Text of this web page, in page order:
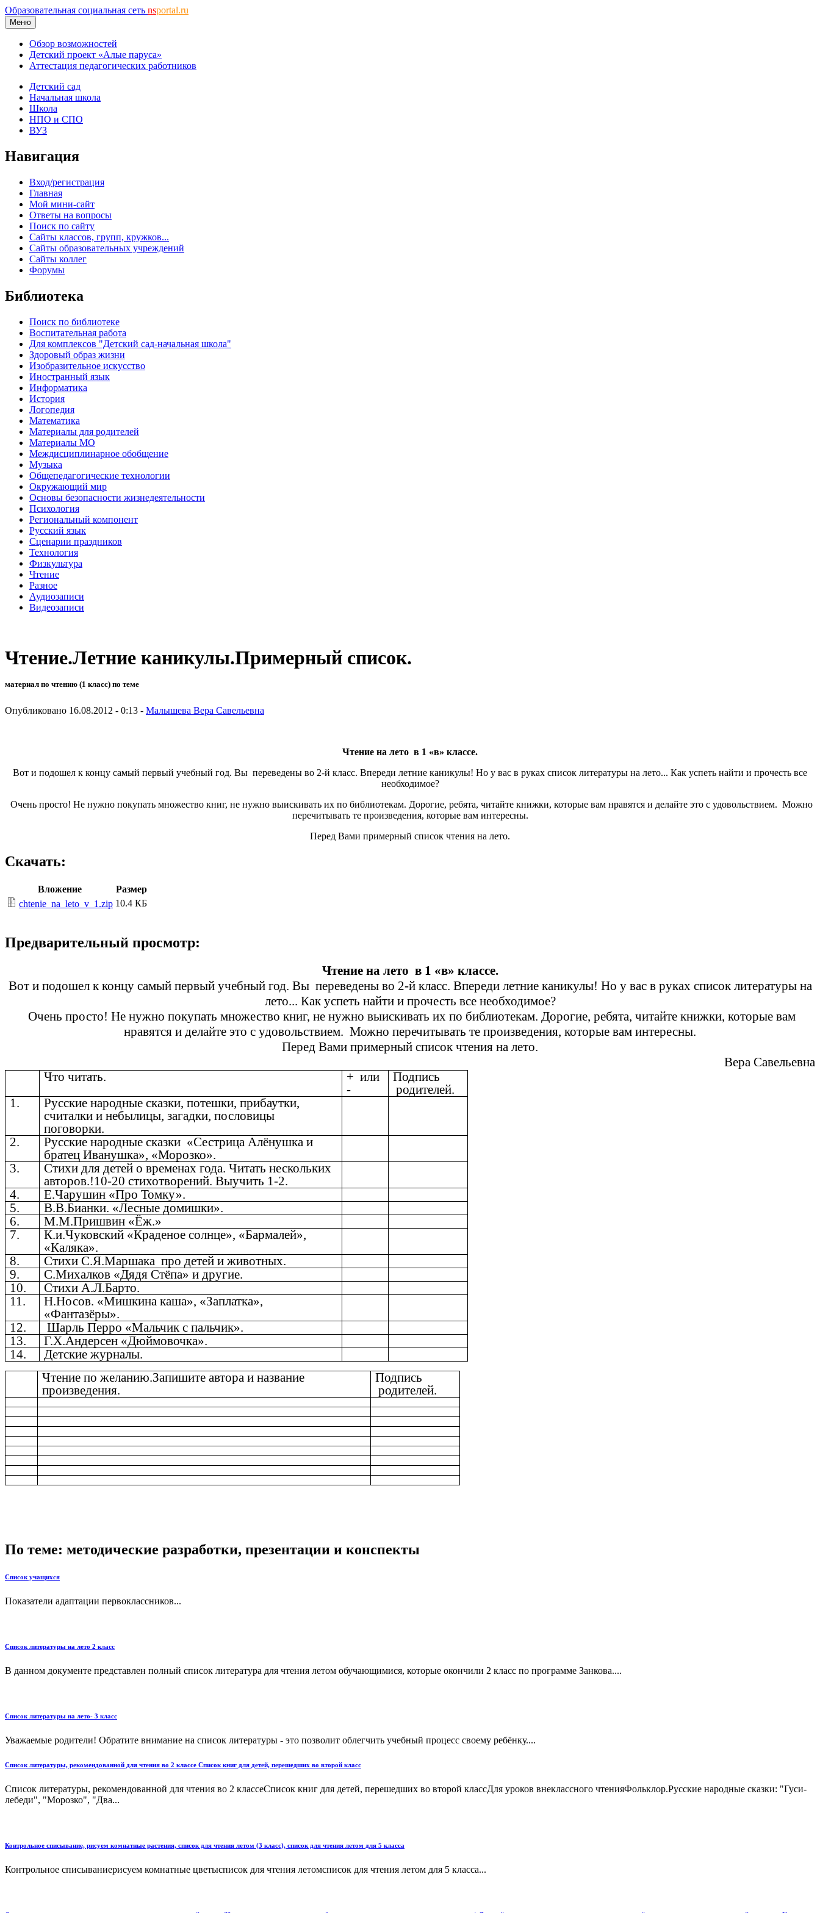
Образовательная социальная сеть nsportal.ru
Меню
Обзор возможностей
Детский проект «Алые паруса»
Аттестация педагогических работников
Детский сад
Начальная школа
Школа
НПО и СПО
ВУЗ
Навигация
Вход/регистрация
Главная
Мой мини-сайт
Ответы на вопросы
Поиск по сайту
Сайты классов, групп, кружков...
Сайты образовательных учреждений
Сайты коллег
Форумы
Библиотека
Поиск по библиотеке
Воспитательная работа
Для комплексов "Детский сад-начальная школа"
Здоровый образ жизни
Изобразительное искусство
Иностранный язык
Информатика
История
Логопедия
Математика
Материалы для родителей
Материалы МО
Междисциплинарное обобщение
Музыка
Общепедагогические технологии
Окружающий мир
Основы безопасности жизнедеятельности
Психология
Региональный компонент
Русский язык
Сценарии праздников
Технология
Физкультура
Чтение
Разное
Аудиозаписи
Видеозаписи
Чтение.Летние каникулы.Примерный список.
материал по чтению (1 класс) по теме
Опубликовано 16.08.2012 - 0:13 - Малышева Вера Савельевна
Чтение на лето в 1 «в» классе.
Вот и подошел к концу самый первый учебный год. Вы переведены во 2-й класс. Впереди летние каникулы! Но у вас в руках список литературы на лето... Как успеть найти и прочесть все
необходимое?
Очень просто! Не нужно покупать множество книг, не нужно выискивать их по библиотекам. Дорогие, ребята, читайте книжки, которые вам нравятся и делайте это с удовольствием. Можно
перечитывать те произведения, которые вам интересны.
Перед Вами примерный список чтения на лето.
Скачать:
Вложение
Размер
chtenie_na_leto_v_1.zip 10.4 КБ
Предварительный просмотр:
Чтение на лето в 1 «в» классе.
Вот и подошел к концу самый первый учебный год. Вы переведены во 2-й класс. Впереди летние каникулы! Но у вас в руках список литературы на
лето... Как успеть найти и прочесть все необходимое?
Очень просто! Не нужно покупать множество книг, не нужно выискивать их по библиотекам. Дорогие, ребята, читайте книжки, которые вам
нравятся и делайте это с удовольствием. Можно перечитывать те произведения, которые вам интересны.
Перед Вами примерный список чтения на лето.
Вера Савельевна
Что читать.
+ или
-
Подпись
родителей.
1.
Русские народные сказки, потешки, прибаутки,
считалки и небылицы, загадки, пословицы
поговорки.
2.
Русские народные сказки «Сестрица Алёнушка и
братец Иванушка», «Морозко».
3.
Стихи для детей о временах года. Читать нескольких
авторов.!10-20 стихотворений. Выучить 1-2.
4.
Е.Чарушин «Про Томку».
5.
В.В.Бианки. «Лесные домишки».
6.
М.М.Пришвин «Ёж.»
7.
К.и.Чуковский «Краденое солнце», «Бармалей»,
«Каляка».
8.
Стихи С.Я.Маршака про детей и животных.
9.
С.Михалков «Дядя Стёпа» и другие.
10.
Стихи А.Л.Барто.
11.
Н.Носов. «Мишкина каша», «Заплатка»,
«Фантазёры».
12.
Шарль Перро «Мальчик с пальчик».
13.
Г.Х.Андерсен «Дюймовочка».
14.
Детские журналы.
Чтение по желанию.Запишите автора и название
произведения.
Подпись
родителей.
По теме: методические разработки, презентации и конспекты
Список учащихся
Показатели адаптации первоклассников...
Список литературы на лето 2 класс
В данном документе представлен полный список литература для чтения летом обучающимися, которые окончили 2 класс по программе Занкова....
Список литературы на лето- 3 класс
Уважаемые родители! Обратите внимание на список литературы - это позволит облегчить учебный процесс своему ребёнку....
Список литературы, рекомендованной для чтения во 2 классе Список книг для детей, перешедших во второй класс
Список литературы, рекомендованной для чтения во 2 классеСписок книг для детей, перешедших во второй классДля уроков внеклассного чтенияФольклор.Русские народные сказки: "Гуси-
лебеди", "Морозко", "Два...
Контрольное списывание, рисуем комнатные растения, список для чтения летом (3 класс), список для чтения летом для 5 класса
Контрольное списываниерисуем комнатные цветысписок для чтения летомсписок для чтения летом для 5 класса...